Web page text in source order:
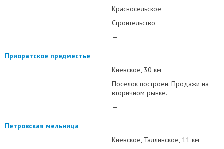
Красносельское
Строительство
—
Приоратское предместье
Киевское 30 км
Поселок построен. Продажи на
вторичном рынке.
—
Петровская мельница
Киевское Таллинское 11 км